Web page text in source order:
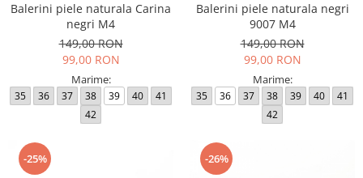
Balerini piele naturala Carina
negri M4
149,00 RON
99,00 RON
Marime:
35 36 37 38 39 40
41
42
Balerini piele naturala negri
9007 M4
149,00 RON
99,00 RON
Marime:
35 36 37 38 39 40
41
42
-25% -26%